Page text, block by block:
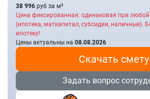
38 996 руб за м²
Цена фиксированная: одинаковая при
(ипотека, маткапитал, субсидии, наличные).
ипотеку!
Цены актуальны на 08.08.2026
Скачать смету
Задать вопрос